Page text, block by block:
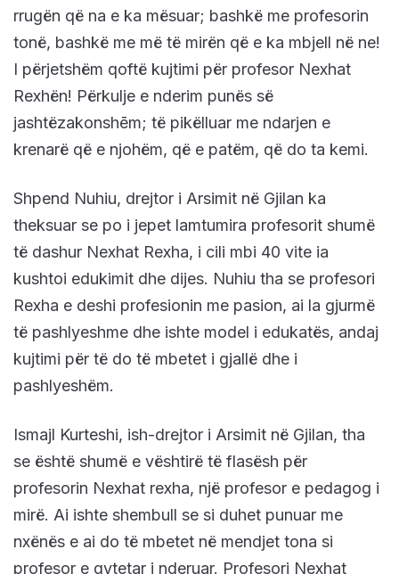
rrugën që na e ka mësuar; bashkë me profesorin
tonë, bashkë me më të mirën që e ka mbjell në ne!
I përjetshëm qoftë kujtimi për profesor Nexhat
Rexhën! Përkulje e nderim punës së
jashtëzakonshēm; të pikëlluar me ndarjen e
krenarë që e njohëm, që e patëm, që do ta kemi.
Shpend Nuhiu, drejtor i Arsimit në Gjilan ka
theksuar se po i jepet lamtumira profesorit shumë
të dashur Nexhat Rexha, i cili mbi 40 vite ia
kushtoi edukimit dhe dijes. Nuhiu tha se profesori
Rexha e deshi profesionin me pasion, ai la gjurmë
të pashlyeshme dhe ishte model i edukatës, andaj
kujtimi për të do të mbetet i gjallë dhe i
pashlyeshëm.
Ismajl Kurteshi, ish-drejtor i Arsimit në Gjilan, tha
se është shumë e vështirë të flasësh për
profesorin Nexhat rexha, një profesor e pedagog i
mirë. Ai ishte shembull se si duhet punuar me
nxënës e ai do të mbetet në mendjet tona si
profesor e qytetar i nderuar. Profesori Nexhat